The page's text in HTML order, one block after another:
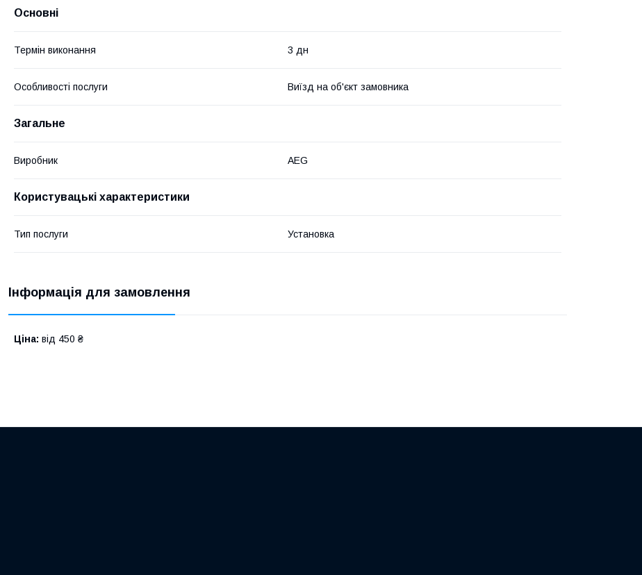
Основні
Термін виконання 3 дн
Особливості послуги Виїзд на об'єкт замовника
Загальне
Виробник AEG
Користувацькі характеристики
Тип послуги Установка
Інформація для замовлення
Ціна: від 450 ₴